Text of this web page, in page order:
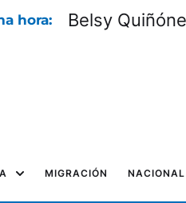
hora: Belsy
MIGRACIÓN NACIONAL